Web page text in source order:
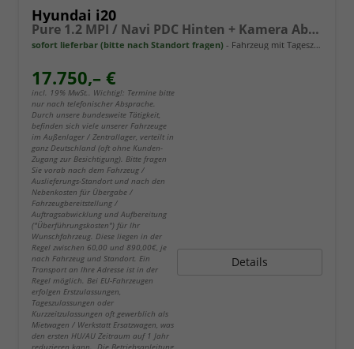
Hyundai i20
Pure 1.2 MPI / Navi PDC Hinten + Kamera Abgedunkelte Scheiben Tempomat Alu 16"
sofort lieferbar (bitte nach Standort fragen) Fahrzeug mit Tageszulassung
17.750,– €
incl. 19% MwSt.. Wichtig!: Termine bitte
nur nach telefonischer Absprache.
Durch unsere bundesweite Tätigkeit,
befinden sich viele unserer Fahrzeuge
im Außenlager / Zentrallager, verteilt in
ganz Deutschland (oft ohne Kunden-
Zugang zur Besichtigung). Bitte fragen
Sie vorab nach dem Fahrzeug /
Auslieferungs-Standort und nach den
Nebenkosten für Übergabe /
Fahrzeugbereitstellung /
Auftragsabwicklung und Aufbereitung
("Überführungskosten") für Ihr
Wunschfahrzeug. Diese liegen in der
Regel zwischen 60,00 und 890,00€, je
nach Fahrzeug und Standort. Ein
Transport an Ihre Adresse ist in der
Regel möglich. Bei EU-Fahrzeugen
erfolgen Erstzulassungen,
Tageszulassungen oder
Kurzzeitzulassungen oft gewerblich als
Mietwagen / Werkstatt Ersatzwagen, was
den ersten HU/AU Zeitraum auf 1 Jahr
reduzieren kann. Die Betriebsanleitung
Details